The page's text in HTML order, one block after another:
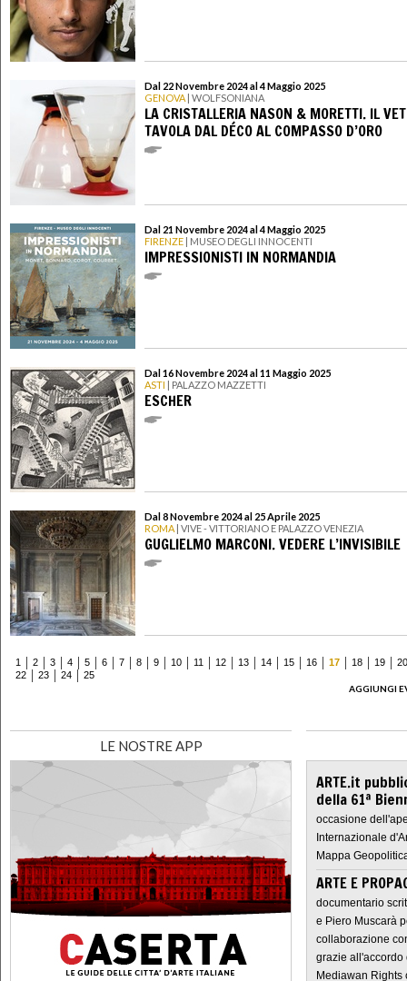
Dal 22 Novembre 2024 al 4 Maggio 2025
GENOVA | WOLFSONIANA
LA CRISTALLERIA NASON & MORETTI. IL
TAVOLA DAL DÉCO AL COMPASSO D’ORO
Dal 21 Novembre 2024 al 4 Maggio 2025
FIRENZE | MUSEO DEGLI INNOCENTI
IMPRESSIONISTI IN NORMANDIA
Dal 16 Novembre 2024 al 11 Maggio 2025
ASTI | PALAZZO MAZZETTI
ESCHER
Dal 8 Novembre 2024 al 25 Aprile 2025
ROMA | VIVE - VITTORIANO E PALAZZO VENEZIA
GUGLIELMO MARCONI. VEDERE L’INVISIBILE
1 2 3 4 5 6 7 8 9 10 11 12 13 14 15 16 17 18 19
20
22
23 24
25
AGGIUNGI
LE NOSTRE APP
ARTE.it
della 61ª
occasione
Internazionale
Mappa
ARTE E
documentario
e Piero Muscarà
collaborazione
grazie all'accordo
Mediawan